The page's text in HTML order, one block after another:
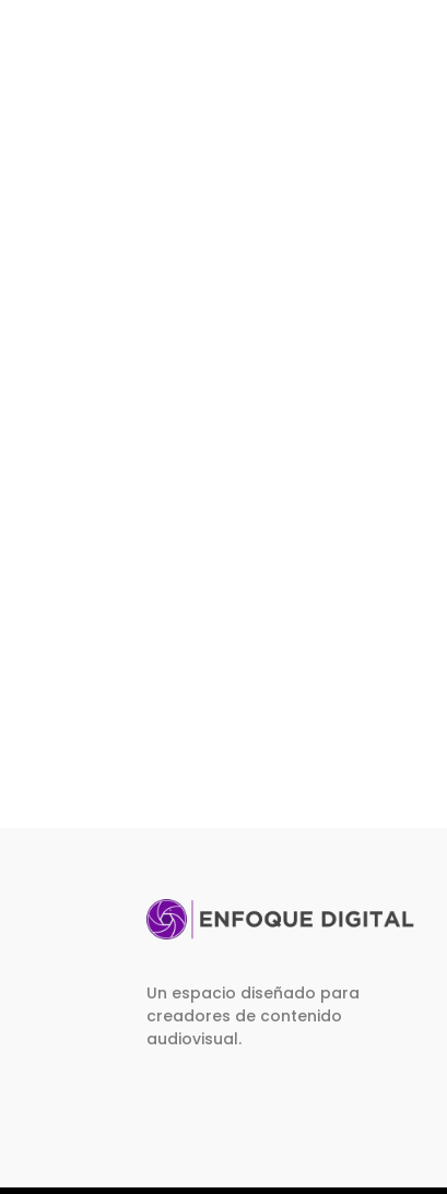
Un espacio diseñado para
creadores de contenido
audiovisual.